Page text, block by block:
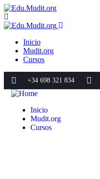
Inicio
Mudit.org
Cursos
+34 698 321 834
Inicio
Mudit.org
Cursos